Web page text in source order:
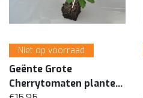
Niet op voorraad
Geënte Grote
Cherrytomaten planten